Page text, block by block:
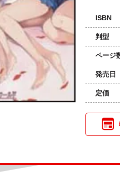
ISBN
判型
ページ
発売日
定価